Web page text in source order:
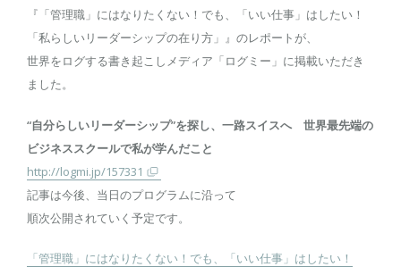
『「管理職」にはなりたくない！でも、「いい仕事」はしたい！
「私らしいリーダーシップの在り方」』のレポートが、
世界をログする書き起こしメディア「ログミー」に掲載いただき
ました。
“自分らしいリーダーシップ”を探し、一路スイスへ 世界最先端の
ビジネススクールで私が学んだこと
http://logmi.jp/157331
記事は今後、当日のプログラムに沿って
順次公開されていく予定です。
「管理職」にはなりたくない！でも、「いい仕事」はしたい！